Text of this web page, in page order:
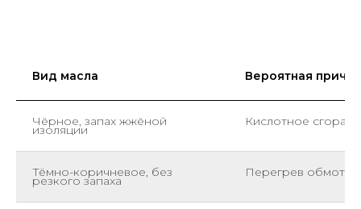
Вид масла Вероятная
Чёрное, запах жжёной
изоляции
Кислотное
Тёмно-коричневое, без
резкого запаха
Перегрев обмоток